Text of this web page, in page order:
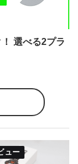
選べる2プラ
ュー